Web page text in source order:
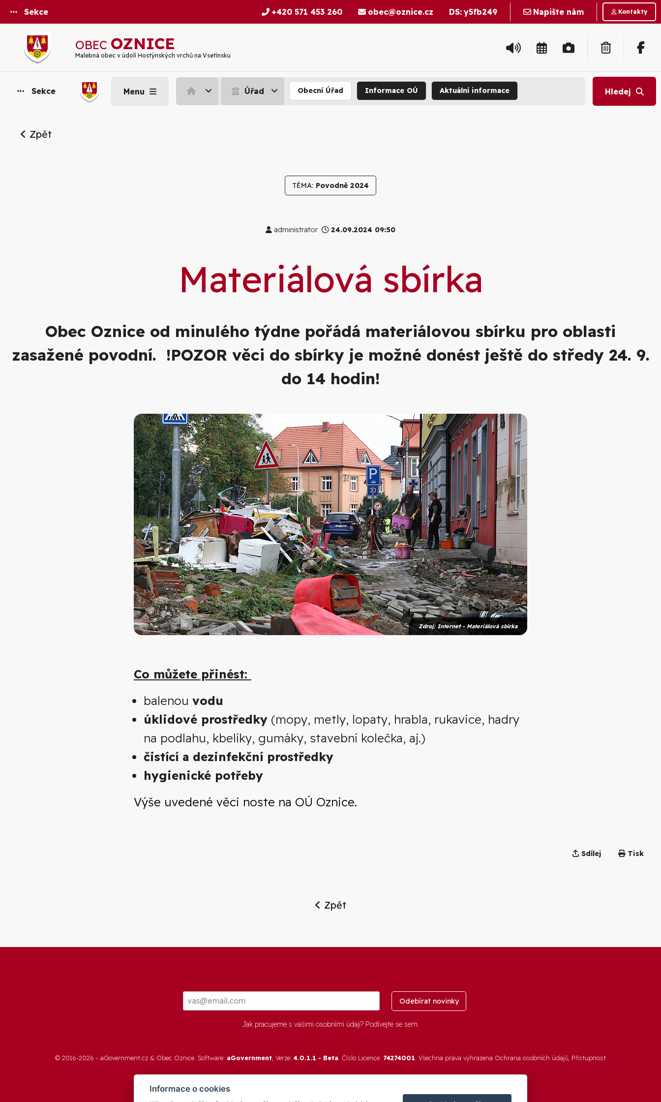
Sekce +420 571 453 260 obec@oznice.cz DS: y5fb249 Napište nám Kontakty
OBEC OZNICE
Malebná obec v údolí Hostýnských vrchů na Vsetínsku
Sekce Menu Úřad Obecní Úřad Informace OÚ Aktuální informace Hledej
Zpět
TÉMA: Povodně 2024
administrator 24.09.2024 09:50
Materiálová sbírka
Obec Oznice od minulého týdne pořádá materiálovou sbírku pro oblasti
zasažené povodní. !POZOR věci do sbírky je možné donést ještě do středy 24. 9.
do 14 hodin!
Zdroj: Internet - Materiálová sbírka
Co můžete přinést:
balenou vodu
úklidové prostředky (mopy, metly, lopaty, hrabla, rukavice, hadry
na podlahu, kbelíky, gumáky, stavební kolečka, aj.)
čistící a dezinfekční prostředky
hygienické potřeby
Výše uvedené věci noste na OÚ Oznice.
Sdílej Tisk
Zpět
Odebírat novinky
Jak pracujeme s vašimi osobními údaji? Podívejte se sem.
© 2016-2026 - aGovernment.cz & Obec Oznice . Software: aGovernment , Verze: 4.0.1.1 - Beta . Číslo Licence: 74274001 . Všechna práva vyhrazena Ochrana osobních údajů Přístupnost
Informace o cookies